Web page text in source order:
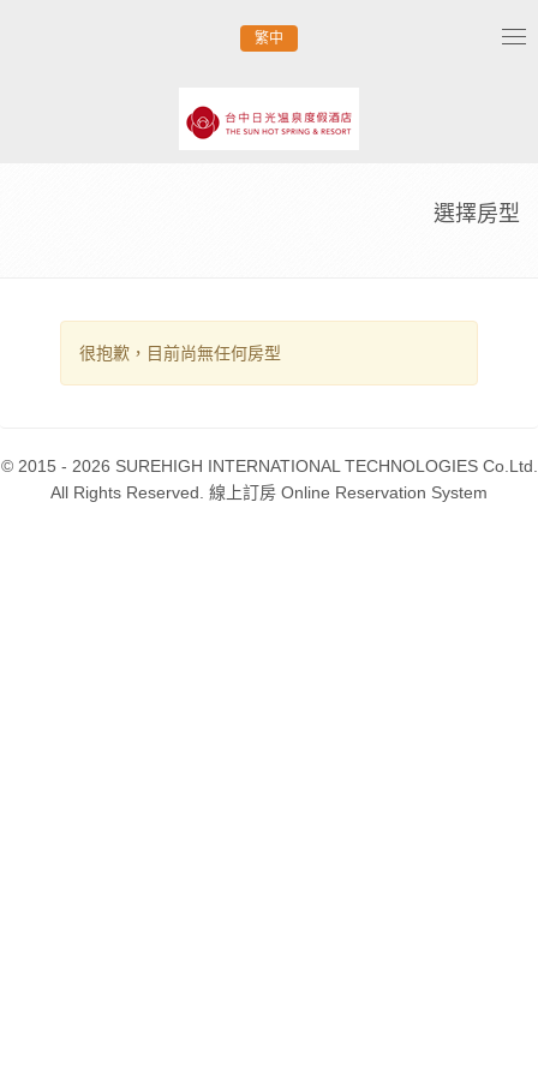
繁中
選擇房型
很抱歉，目前尚無任何房型
© 2015 - 2026 SUREHIGH INTERNATIONAL TECHNOLOGIES Co.Ltd.
All Rights Reserved. 線上訂房 Online Reservation System